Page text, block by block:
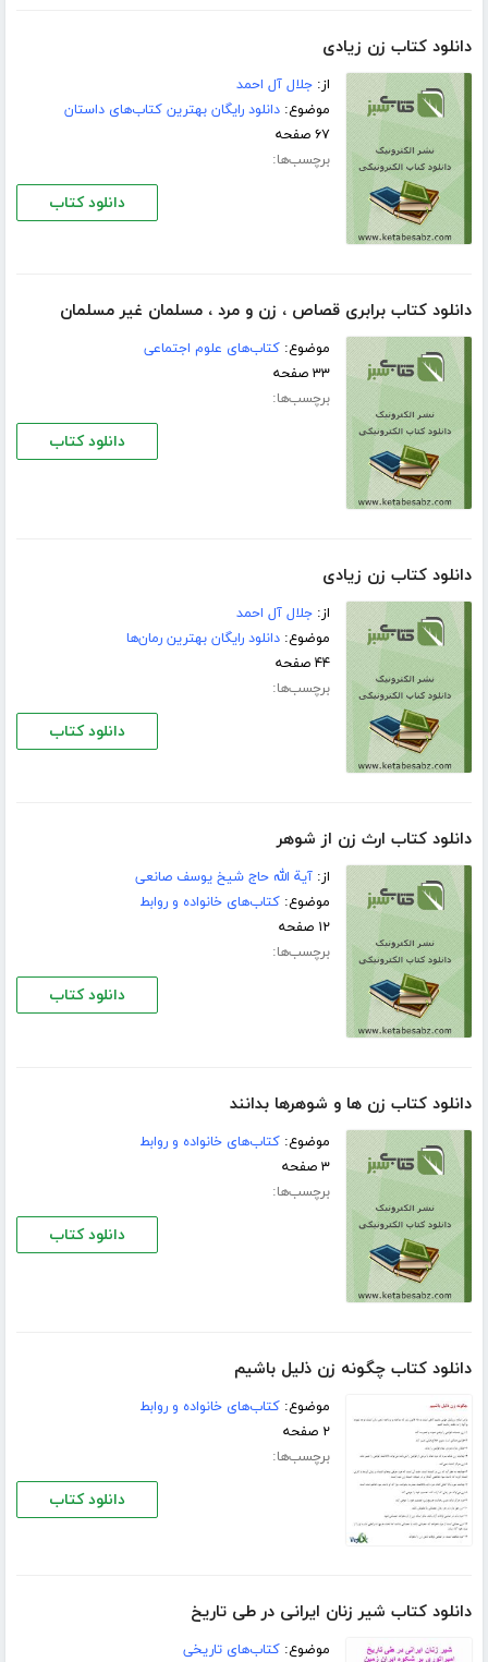
دانلود کتاب زن زیادی
از:جلال آل احمد
موضوع:دانلود رایگان بهترین کتاب‌های داستان
۶۷ صفحه
برچسب‌ها:
دانلود کتاب
دانلود کتاب برابری قصاص ، زن و مرد ، مسلمان غیر مسلمان
موضوع:کتاب‌های علوم اجتماعی
۳۳ صفحه
برچسب‌ها:
دانلود کتاب
دانلود کتاب زن زیادی
از:جلال آل احمد
موضوع:دانلود رایگان بهترین رمان‌ها
۴۴ صفحه
برچسب‌ها:
دانلود کتاب
دانلود کتاب ارث زن از شوهر
از:آیة الله حاج شیخ یوسف صانعی
موضوع:کتاب‌های خانواده و روابط
۱۲ صفحه
برچسب‌ها:
دانلود کتاب
دانلود کتاب زن ها و شوهرها بدانند
موضوع:کتاب‌های خانواده و روابط
۳ صفحه
برچسب‌ها:
دانلود کتاب
دانلود کتاب چگونه زن ذلیل باشیم
موضوع:کتاب‌های خانواده و روابط
۲ صفحه
برچسب‌ها:
دانلود کتاب
دانلود کتاب شیر زنان ایرانی در طی تاریخ
موضوع:کتاب‌های تاریخی